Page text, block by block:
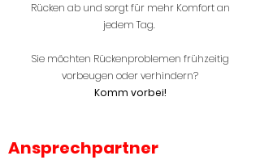
Rücken ab und sorgt für mehr Komfort an
jedem Tag.
Sie möchten Rückenproblemen frühzeitig
vorbeugen oder verhindern?
Komm vorbei!
Ansprechpartner